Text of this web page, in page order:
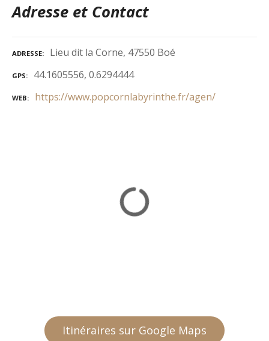
Adresse et Contact
ADRESSE Lieu dit la Corne, 47550 Boé
GPS 44.1605556, 0.6294444
WEB https://www.popcornlabyrinthe.fr/agen/
Itinéraires sur Google Maps